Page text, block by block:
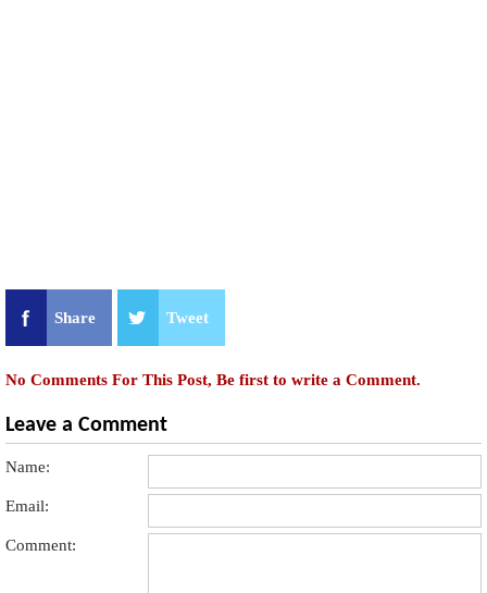
Share Tweet
No Comments For This Post, Be first to write a Comment.
Leave a Comment
Name:
Email:
Comment: